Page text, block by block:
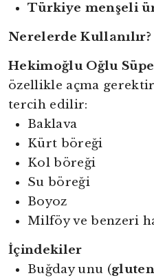
Türkiye menşeli
Nerelerde Kullanılır?
Hekimoğlu Oğlu
özellikle açma
tercih edilir:
Baklava
Kürt böreği
Kol böreği
Su böreği
Boyoz
Milföy ve benzeri
İçindekiler
Buğday unu (